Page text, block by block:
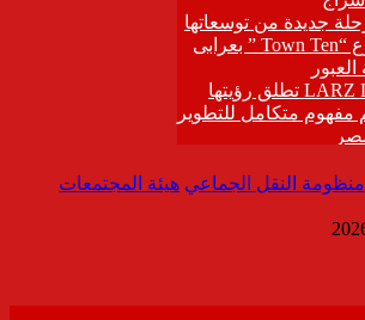
منظومة النقل الجماعي هيئة المجتمعات